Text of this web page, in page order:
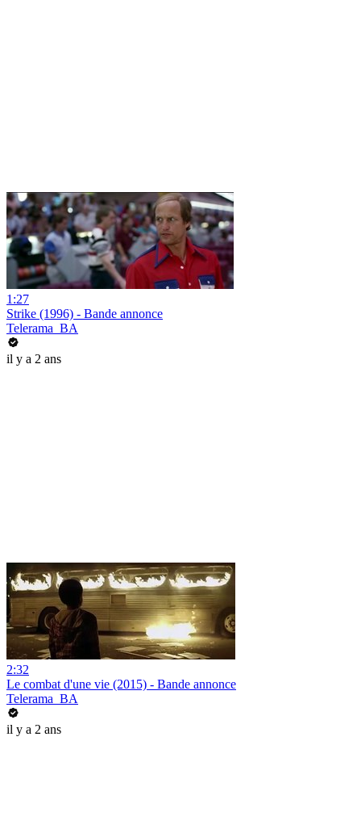
1:27
Strike (1996) - Bande annonce
Telerama_BA
il y a 2 ans
2:32
Le combat d'une vie (2015) - Bande annonce
Telerama_BA
il y a 2 ans